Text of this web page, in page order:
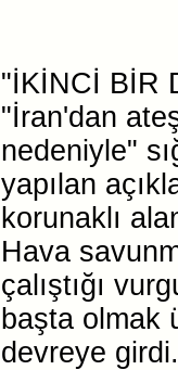
"İKİNCİ BİR
"İran'dan
nedeniyle"
yapılan
korunaklı
Hava
çalıştığı
başta olmak
devreye girdi.